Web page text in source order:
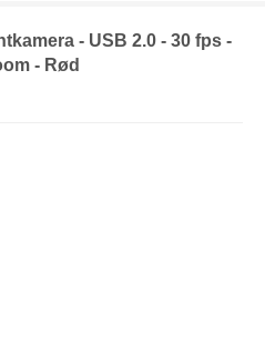
- USB 2.0 - 30 fps -
- Rød